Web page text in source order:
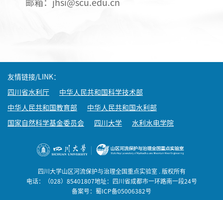
邮箱：jhsi@scu.edu.cn
友情链接/LINK：
四川省水利厅 中华人民共和国科学技术部
中华人民共和国教育部 中华人民共和国水利部
国家自然科学基金委员会 四川大学 水利水电学院
四川大学山区河流保护与治理全国重点实验室 . 版权所有
电话：（028）85401807地址：四川省成都市一环路南一段24号
备案号：蜀ICP备05006382号